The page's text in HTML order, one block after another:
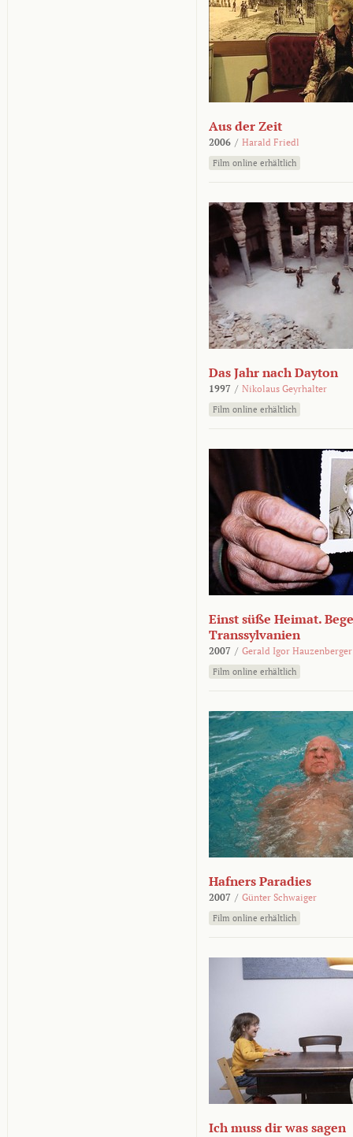
Aus der Zeit
2006 / Harald Friedl
Film online erhältlich
Das Jahr nach Dayton
1997 / Nikolaus Geyrhalter
Film online erhältlich
Einst süße Heimat.
Transsylvanien
2007 / Gerald Igor Hauzenberger
Film online erhältlich
Hafners Paradies
2007 / Günter Schwaiger
Film online erhältlich
Ich muss dir was sagen